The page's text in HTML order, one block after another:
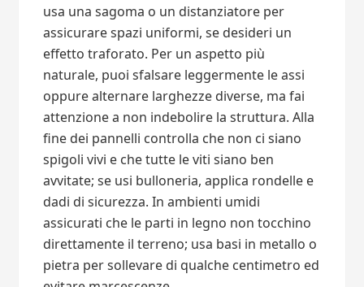
usa una sagoma o un distanziatore per
assicurare spazi uniformi, se desideri un
effetto traforato. Per un aspetto più
naturale, puoi sfalsare leggermente le assi
oppure alternare larghezze diverse, ma fai
attenzione a non indebolire la struttura. Alla
fine dei pannelli controlla che non ci siano
spigoli vivi e che tutte le viti siano ben
avvitate; se usi bulloneria, applica rondelle e
dadi di sicurezza. In ambienti umidi
assicurati che le parti in legno non tocchino
direttamente il terreno; usa basi in metallo o
pietra per sollevare di qualche centimetro ed